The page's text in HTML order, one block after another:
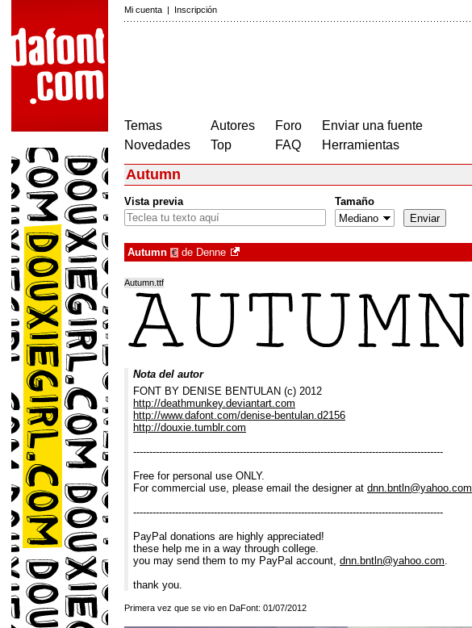
Mi cuenta | Inscripción
Temas
Novedades
Autores
Top
Foro
FAQ
Enviar una fuente
Herramientas
Autumn
Vista previa Tamaño
Autumn € de Denne
Autumn.ttf
Nota del autor
FONT BY DENISE BENTULAN (c) 2012
http://deathmunkey.deviantart.com
http://www.dafont.com/denise-bentulan.d2156
http://douxie.tumblr.com
------------------------------------------------------------------------------------------------
Free for personal use ONLY.
For commercial use, please email the designer at dnn.bntln@yahoo.com
------------------------------------------------------------------------------------------------
PayPal donations are highly appreciated!
these help me in a way through college.
you may send them to my PayPal account, dnn.bntln@yahoo.com.
thank you.
Primera vez que se vio en DaFont: 01/07/2012